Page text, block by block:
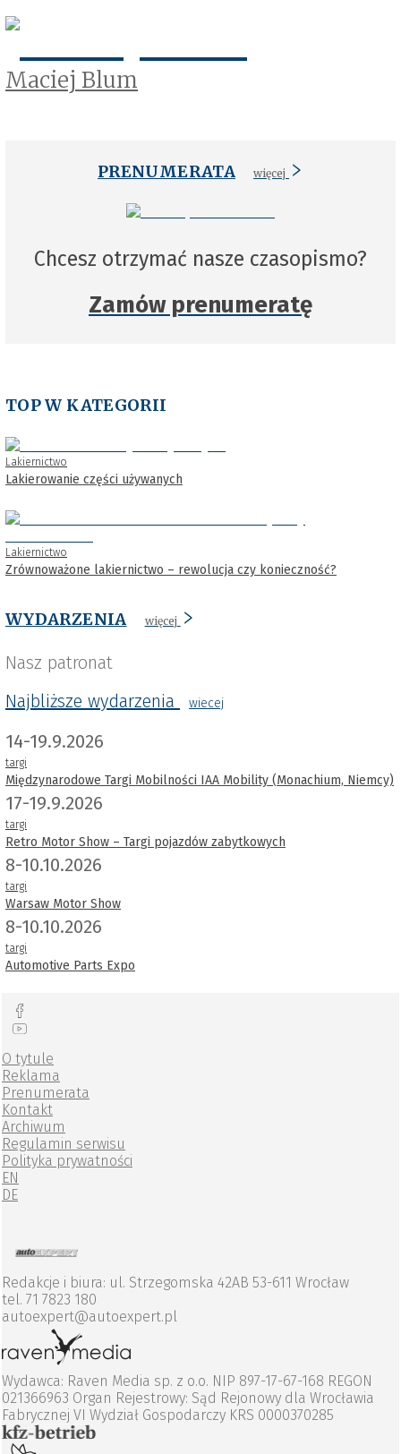
Maciej Blum
PRENUMERATA więcej
Chcesz otrzymać nasze czasopismo?
Zamów prenumeratę
TOP W KATEGORII
Lakiernictwo
Lakierowanie części używanych
Lakiernictwo
Zrównoważone lakiernictwo – rewolucja czy konieczność?
WYDARZENIA więcej
Nasz patronat
Najbliższe wydarzenia
wiecej
14-19.9.2026
targi
Międzynarodowe Targi Mobilności IAA Mobility (Monachium, Niemcy)
17-19.9.2026
targi
Retro Motor Show – Targi pojazdów zabytkowych
8-10.10.2026
targi
Warsaw Motor Show
8-10.10.2026
targi
Automotive Parts Expo
O tytule
Reklama
Prenumerata
Kontakt
Archiwum
Regulamin serwisu
Polityka prywatności
EN
DE
Redakcje i biura: ul. Strzegomska 42AB 53-611 Wrocław
tel. 71 7823 180
autoexpert@autoexpert.pl
Wydawca: Raven Media sp. z o.o. NIP 897-17-67-168 REGON
021366963 Organ Rejestrowy: Sąd Rejonowy dla Wrocławia
Fabrycznej VI Wydział Gospodarczy KRS 0000370285